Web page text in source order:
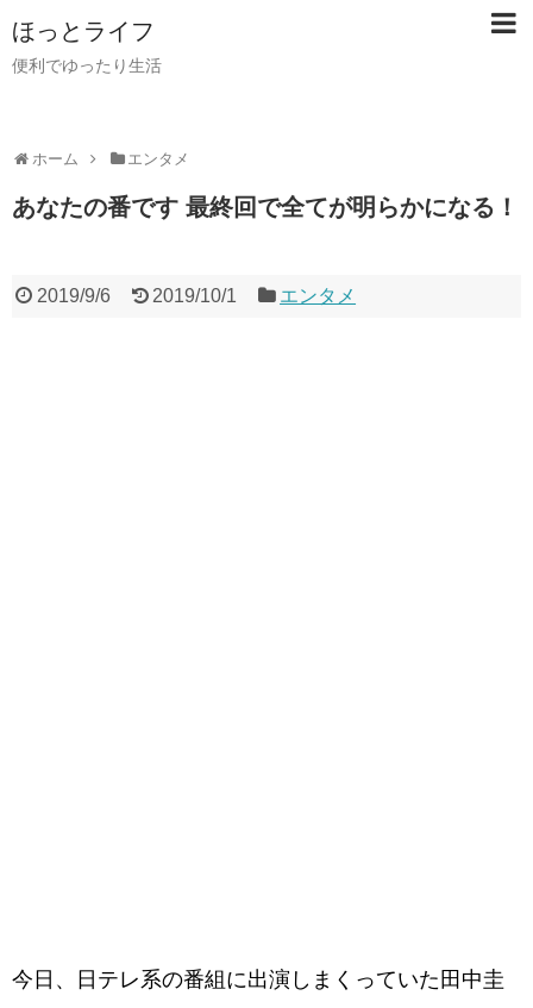
ほっとライフ
便利でゆったり生活
ホーム エンタメ
あなたの番です 最終回で全てが明らかになる！
2019/9/6 2019/10/1 エンタメ
今日、日テレ系の番組に出演しまくっていた田中圭